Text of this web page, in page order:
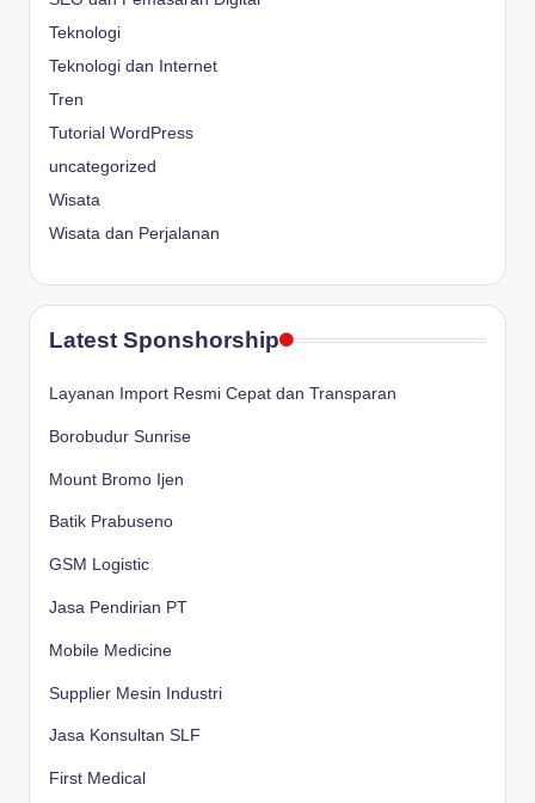
Teknologi
Teknologi dan Internet
Tren
Tutorial WordPress
uncategorized
Wisata
Wisata dan Perjalanan
Latest Sponshorship
Layanan Import Resmi Cepat dan Transparan
Borobudur Sunrise
Mount Bromo Ijen
Batik Prabuseno
GSM Logistic
Jasa Pendirian PT
Mobile Medicine
Supplier Mesin Industri
Jasa Konsultan SLF
First Medical